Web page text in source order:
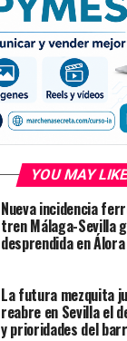
YOU MAY
Nueva incidencia
tren Málaga-Sevilla
desprendida en Álora
La futura mezquita
reabre en Sevilla el
y prioridades del